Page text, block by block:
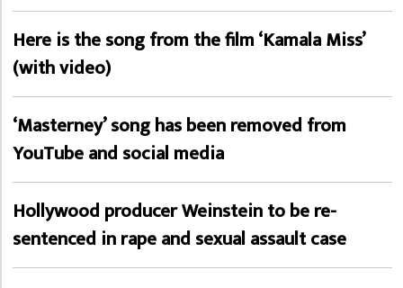
Here is the song from the film ‘Kamala Miss’
(with video)
‘Masterney’ song has been removed from
YouTube and social media
Hollywood producer Weinstein to be re-
sentenced in rape and sexual assault case